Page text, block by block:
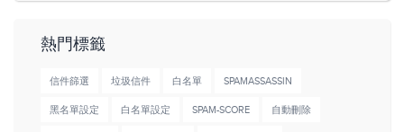
熱門標籤
信件篩選 垃圾信件 白名單 SPAMASSASSIN
黑名單設定 白名單設定 SPAM-SCORE 自動刪除